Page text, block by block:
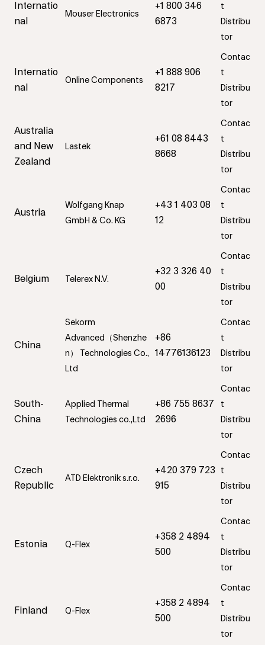
Internatio
nal
Mouser Electronics
+1 800 346
6873
t
Distribu
tor
Internatio
nal
Online Components
+1 888 906
8217
Contac
t
Distribu
tor
Australia
and New
Zealand
Lastek
+61 08 8443
8668
Contac
t
Distribu
tor
Austria
Wolfgang Knap
GmbH & Co. KG
+43 1 403 08
12
Contac
t
Distribu
tor
Belgium Telerex N.V.
+32 3 326 40
00
Contac
t
Distribu
tor
China
Sekorm
Advanced（Shenzhe
n） Technologies Co.,
Ltd
+86
14776136123
Contac
t
Distribu
tor
South-
China
Applied Thermal
Technologies co.,Ltd
+86 755 8637
2696
Contac
t
Distribu
tor
Czech
Republic
ATD Elektronik s.r.o.
+420 379 723
915
Contac
t
Distribu
tor
Estonia Q-Flex
+358 2 4894
500
Contac
t
Distribu
tor
Finland Q-Flex
+358 2 4894
500
Contac
t
Distribu
tor